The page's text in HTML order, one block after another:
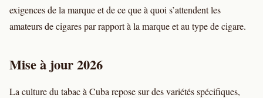
exigences de la marque et de ce que à quoi s’attendent les
amateurs de cigares par rapport à la marque et au type de cigare.
Mise à jour 2026
La culture du tabac à Cuba repose sur des variétés spécifiques,